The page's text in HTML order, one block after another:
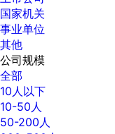
国家机关
事业单位
其他
公司规模
全部
10人以下
10-50人
50-200人